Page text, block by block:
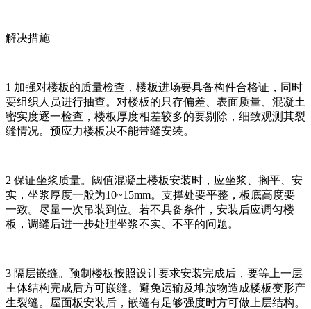
解决措施
1 加强对楼板的质量检查，楼板进场要具备构件合格证，同时
要组织人员进行抽查。对楼板的只存偏差、表面质量、混凝土
密实度逐一检查，楼板厚度相差较多的要剔除，细致观测其裂
缝情况。预应力楼板决不能带缝安装。
2 保证坐浆质量。阈值混凝土楼板安装时，应坐浆、搁平、安
实，坐浆厚度一般为10~15mm。支撑处要平整，板底高度要
一致。尽量一次吊装到位。若不具备条件，安装后应调匀楼
板，调缝后进一步处理坐浆不实、不平的问题。
3 隔层嵌缝。预制楼板按照设计要求安装完成后，要等上一层
主体结构完成后方可嵌缝。避免运输及堆放物造成楼板变形产
生裂缝。屋面板安装后，嵌缝有足够强度时方可做上层结构。